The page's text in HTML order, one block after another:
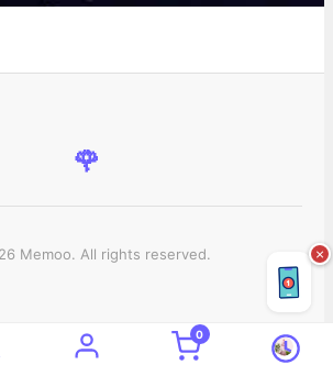
0
🌹
Memoo. All rights reserved. ×